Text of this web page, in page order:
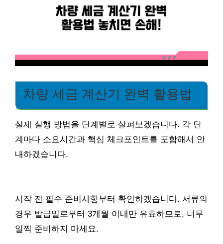
차량 세금 계산기 완벽 활용법
실제 실행 방법을 단계별로 살펴보겠습니다. 각 단
계마다 소요시간과 핵심 체크포인트를 포함해서 안
내하겠습니다.
시작 전 필수 준비사항부터 확인하겠습니다. 서류의
경우 발급일로부터 3개월 이내만 유효하므로, 너무
일찍 준비하지 마세요.